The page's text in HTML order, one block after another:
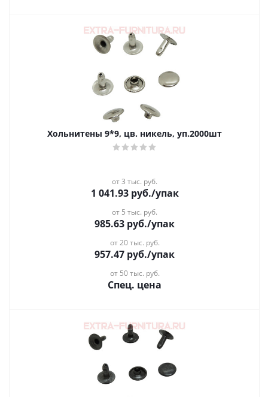
Хольнитены 9*9, цв. никель, уп.2000шт
от 3 тыс. руб.
1 041.93руб./упак
от 5 тыс. руб.
985.63 руб./упак
от 20 тыс. руб.
957.47 руб./упак
от 50 тыс. руб.
Спец. цена